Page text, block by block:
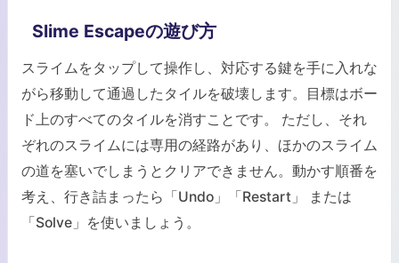
Slime Escapeの遊び方
スライムをタップして操作し、対応する鍵を手に入れな
がら移動して通過したタイルを破壊します。目標はボー
ド上のすべてのタイルを消すことです。 ただし、それ
ぞれのスライムには専用の経路があり、ほかのスライム
の道を塞いでしまうとクリアできません。動かす順番を
考え、行き詰まったら「Undo」「Restart」 または
「Solve」を使いましょう。